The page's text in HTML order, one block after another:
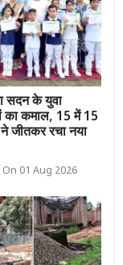
सदन के युवा
का कमाल, 15 में 15
जीतकर रचा नया
01 Aug 2026